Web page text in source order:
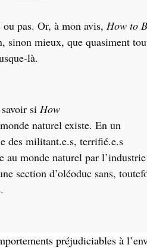
pas. Or, à mon avis, How to
sinon mieux, que quasiment
là.
si How
naturel existe. En un
des militant.e.s, terrifié.e.s
au monde naturel par l’industrie
section d’oléoduc sans,
préjudiciables à